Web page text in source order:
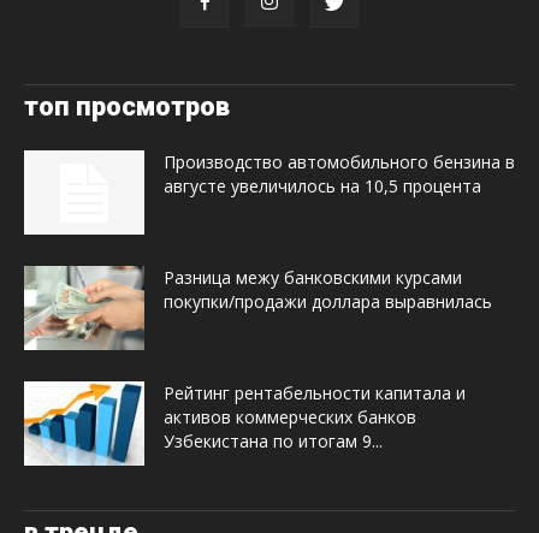
топ просмотров
Производство автомобильного бензина в
августе увеличилось на 10,5 процента
Разница межу банковскими курсами
покупки/продажи доллара выравнилась
Рейтинг рентабельности капитала и
активов коммерческих банков
Узбекистана по итогам 9...